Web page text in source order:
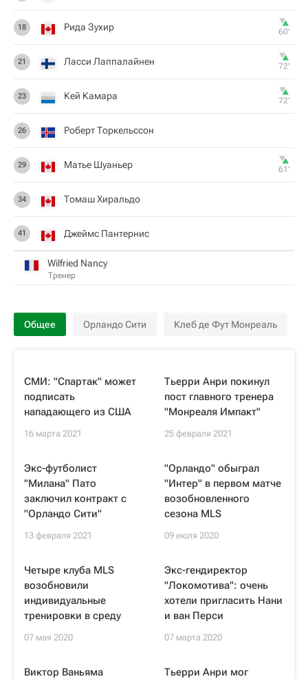
18 Рида Зухир 60‎’‎
21 Ласси Лаппалайнен 72‎’‎
23 Кей Камара 72‎’‎
26 Роберт Торкельссон
29 Матье Шуаньер 61‎’‎
34 Томаш Хиральдо
41 Джеймс Пантернис
Wilfried Nancy
Тренер
Общее Орландо Сити Клеб де Фут Монреаль
СМИ: "Спартак" может
подписать
нападающего из США
16 марта 2021
Тьерри Анри покинул
пост главного тренера
"Монреаля Импакт"
25 февраля 2021
Экс-футболист
"Милана" Пато
заключил контракт с
"Орландо Сити"
13 февраля 2021
"Орландо" обыграл
"Интер" в первом матче
возобновленного
сезона MLS
09 июля 2020
Четыре клуба MLS
возобновили
индивидуальные
тренировки в среду
07 мая 2020
Экс-гендиректор
"Локомотива": очень
хотели пригласить Нани
и ван Перси
07 марта 2020
Виктор Ваньяма
Тьерри Анри мог